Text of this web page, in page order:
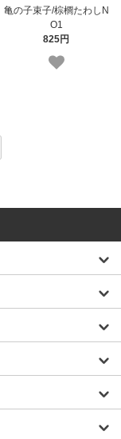
亀の子束子/棕櫚たわしN
O1
825円